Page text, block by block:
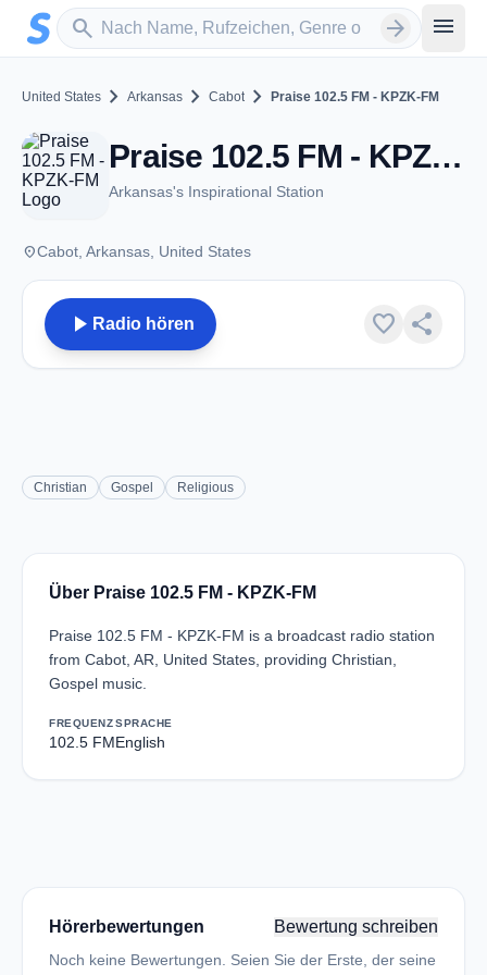
Zum Hauptinhalt springen
search
Sender suchen arrow_forward menu
United States chevron_right Arkansas chevron_right Cabot chevron_right Praise 102.5 FM - KPZK-FM
Praise 102.5 FM - KPZK-FM - FM 102.5 - Cabot, AR
Arkansas's Inspirational Station
placeCabot, Arkansas, United States
play_arrow Radio hören favorite share
Christian Gospel Religious
Über Praise 102.5 FM - KPZK-FM
Praise 102.5 FM - KPZK-FM is a broadcast radio station
from Cabot, AR, United States, providing Christian,
Gospel music.
FREQUENZ
102.5 FM
SPRACHE
English
Hörerbewertungen Bewertung schreiben
Noch keine Bewertungen. Seien Sie der Erste, der seine